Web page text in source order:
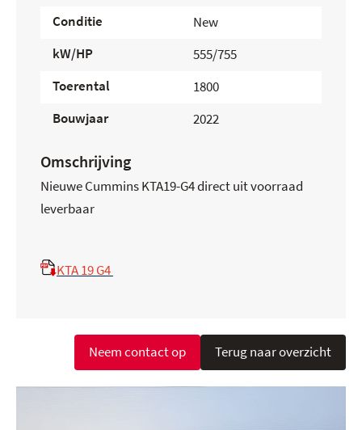
Conditie
New
kW/HP
555/755
Toerental
1800
Bouwjaar
2022
Omschrijving
Nieuwe Cummins KTA19-G4 direct uit voorraad
leverbaar
KTA 19 G4
Neem contact op Terug naar overzicht